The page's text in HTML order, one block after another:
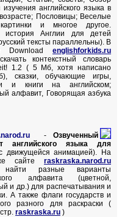
изучения английского языка в
Пословицы; Веселые
и многое другое.
история Англии для детей
тексты параллельны). В
Download englishforkids.ru
контекстный словарь
1.2 (5 Мб, хотя написано
сказки, обучающие игры,
и книги на английском;
алфавит, Говорящая азбука
-Озвученный
английского языка для
движущейся анимацией). На
сайте raskraska.narod.ru
разные варианты
алфавита (цветной,
и др.) для распечатывания и
А также флаги государств и
разного для раскраски (
raskraska.ru )